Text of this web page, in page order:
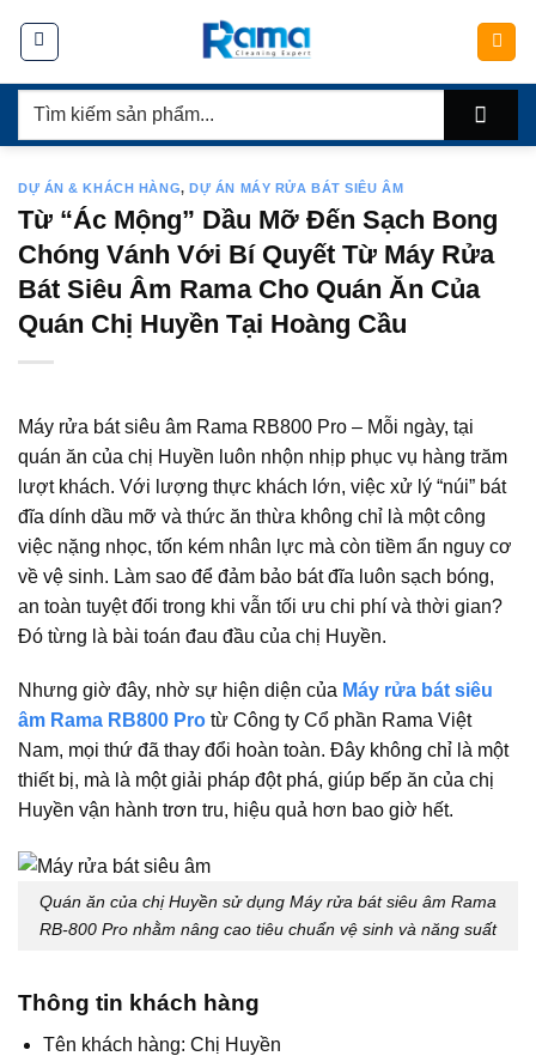
dung
Tìm
DỰ ÁN & KHÁCH HÀNG,DỰ ÁN MÁY RỬA BÁT SIÊU ÂM
Từ “Ác Mộng” Dầu Mỡ Đến Sạch Bong
Chóng Vánh Với Bí Quyết Từ Máy Rửa
Bát Siêu Âm Rama Cho Quán Ăn Của
Quán Chị Huyền Tại Hoàng Cầu
Máy rửa bát siêu âm Rama RB800 Pro – Mỗi ngày, tại
quán ăn của chị Huyền luôn nhộn nhịp phục vụ hàng trăm
lượt khách. Với lượng thực khách lớn, việc xử lý “núi” bát
đĩa dính dầu mỡ và thức ăn thừa không chỉ là một công
việc nặng nhọc, tốn kém nhân lực mà còn tiềm ẩn nguy cơ
về vệ sinh. Làm sao để đảm bảo bát đĩa luôn sạch bóng,
an toàn tuyệt đối trong khi vẫn tối ưu chi phí và thời gian?
Đó từng là bài toán đau đầu của chị Huyền.
Nhưng giờ đây, nhờ sự hiện diện của Máy rửa bát siêu
âm Rama RB800 Pro từ Công ty Cổ phần Rama Việt
Nam, mọi thứ đã thay đổi hoàn toàn. Đây không chỉ là một
thiết bị, mà là một giải pháp đột phá, giúp bếp ăn của chị
Huyền vận hành trơn tru, hiệu quả hơn bao giờ hết.
Quán ăn của chị Huyền sử dụng Máy rửa bát siêu âm Rama
RB-800 Pro nhằm nâng cao tiêu chuẩn vệ sinh và năng suất
Thông tin khách hàng
Tên khách hàng: Chị Huyền